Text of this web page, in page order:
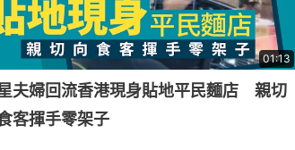
01:13
夫婦回流香港現身貼地平民麵店 親切
客揮手零架子